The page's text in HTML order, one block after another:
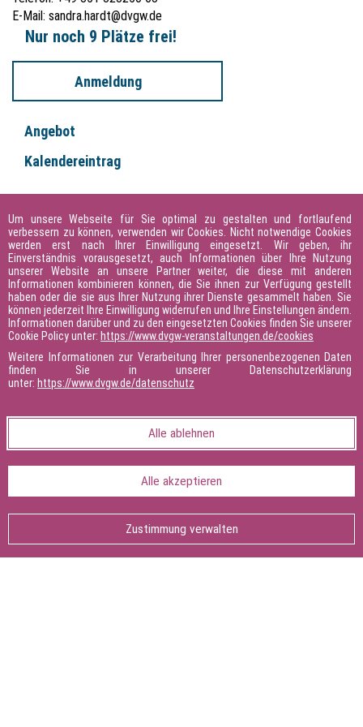
ohne oder mit geringen betriebswirtschaftlichen Vorkenntnissen.
E-Mail: sandra.hardt@dvgw.de
Nur noch 9 Plätze frei!
Anmeldung
Angebot
Kalendereintrag
Hinweise & Referenten ausblenden
Hinweis
1. Tag: 09:00 – 17:00 Uhr
2. Tag: 08:00 – 16:00 Uhr
Oliver Münch
Seite teilen:
Um unsere Webseite für Sie optimal zu gestalten und fortlaufend
verbessern zu können, verwenden wir Cookies. Nicht notwendige Cookies
werden erst nach Ihrer Einwilligung eingesetzt. Wir geben, ihr
Einverständnis vorausgesetzt, auch Informationen über Ihre Nutzung
unserer Website an unsere Partner weiter, die diese mit anderen
Informationen kombinieren können, die Sie ihnen zur Verfügung gestellt
haben oder die sie aus Ihrer Nutzung ihrer Dienste gesammelt haben. Sie
können jederzeit Ihre Einwilligung widerrufen und Ihre Einstellungen ändern.
Informationen darüber und zu den eingesetzten Cookies finden Sie unserer
Cookie Policy unter: https://www.dvgw-veranstaltungen.de/cookies
Weitere Informationen zur Verarbeitung Ihrer personenbezogenen Daten
finden Sie in unserer Datenschutzerklärung
unter: https://www.dvgw.de/datenschutz
Alle ablehnen
Alle akzeptieren
Zustimmung verwalten